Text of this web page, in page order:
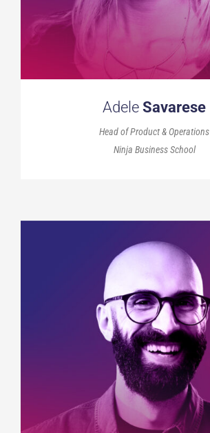
Adele Savarese
Head of Product & Operations
Ninja Business School